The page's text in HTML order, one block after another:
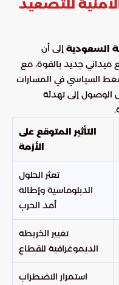
للتصعيد
السعودية إلى أن
جديد بالقوة، مع
السياسي في المسارات
إلى تهدئة
التأثير المتوقع على
الأزمة
تعثر الحلول
الدبلوماسية وإطالة
أمد الحرب
تغيير الخريطة
الديموغرافية للقطاع
استمرار الاضطراب